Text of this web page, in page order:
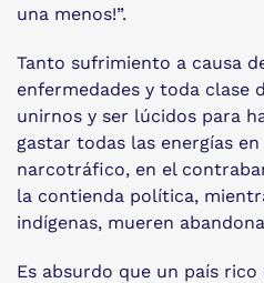
una menos!”.
Tanto sufrimiento a causa
enfermedades y toda clase
unirnos y ser lúcidos para
gastar todas las energías
narcotráfico, en el
la contienda política,
indígenas, mueren
Es absurdo que un país rico